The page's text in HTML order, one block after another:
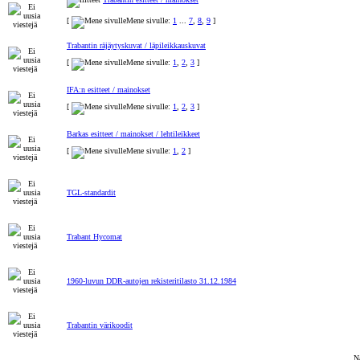
[ Mene sivulle: 1 7 8 9 ]
Trabantin räjäytyskuvat / läpileikkauskuvat
[
Mene sivulle: 1 2 3 ]
IFA:n esitteet / mainokset
[
Mene sivulle: 1 2 3 ]
Barkas esitteet / mainokset / lehtileikkeet
[
Mene sivulle: 1 2 ]
TGL-standardit
Trabant Hycomat
1960-luvun DDR-autojen rekisteritilasto 31.12.1984
Trabantin värikoodit